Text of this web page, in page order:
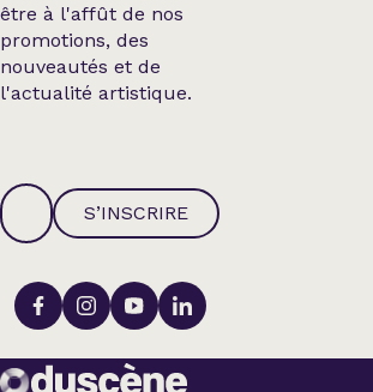
être à l'affût de nos
promotions, des
nouveautés et de
l'actualité artistique.
S’INSCRIRE